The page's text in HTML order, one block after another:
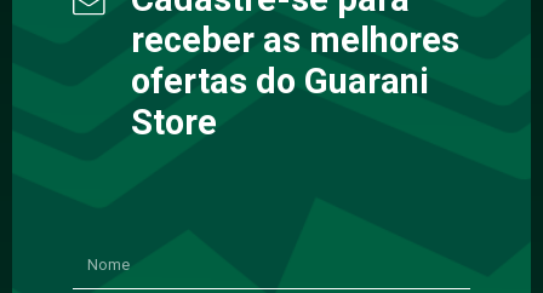
receber as melhores
ofertas do Guarani
Store